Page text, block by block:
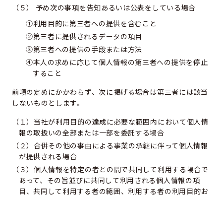
（５） 予め次の事項を告知あるいは公表をしている場合
①利用目的に第三者への提供を含むこと
②第三者に提供されるデータの項目
③第三者への提供の手段または方法
④本人の求めに応じて個人情報の第三者への提供を停止
すること
前項の定めにかかわらず、次に掲げる場合は第三者には該当
しないものとします。
（１）当社が利用目的の達成に必要な範囲内において個人情
報の取扱いの全部または一部を委託する場合
（２）合併その他の事由による事業の承継に伴って個人情報
が提供される場合
（３）個人情報を特定の者との間で共同して利用する場合で
あって、その旨並びに共同して利用される個人情報の項
目、共同して利用する者の範囲、利用する者の利用目的お